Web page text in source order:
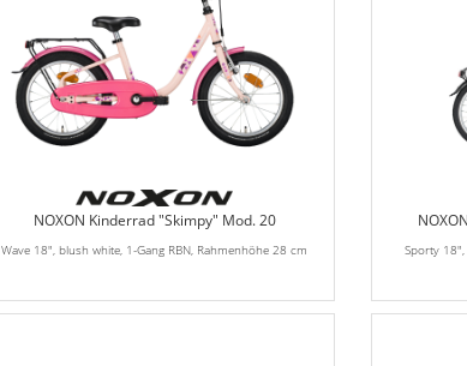
NOXON Kinderrad "Skimpy" Mod. 20
Wave 18", blush white, 1-Gang RBN, Rahmenhöhe 28 cm
Sporty